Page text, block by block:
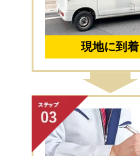
現地に到着